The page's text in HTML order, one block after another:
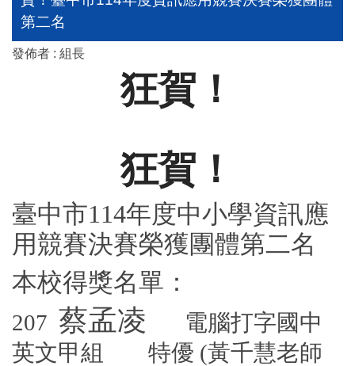
第二名
發佈者 : 組長
狂賀！
狂賀！
臺中市114年度中小學資訊應
用競賽決賽榮獲團體第二名
本校得獎名單：
207 蔡孟凌
電腦打字國中
英文甲組 特優 (黃千慧老師